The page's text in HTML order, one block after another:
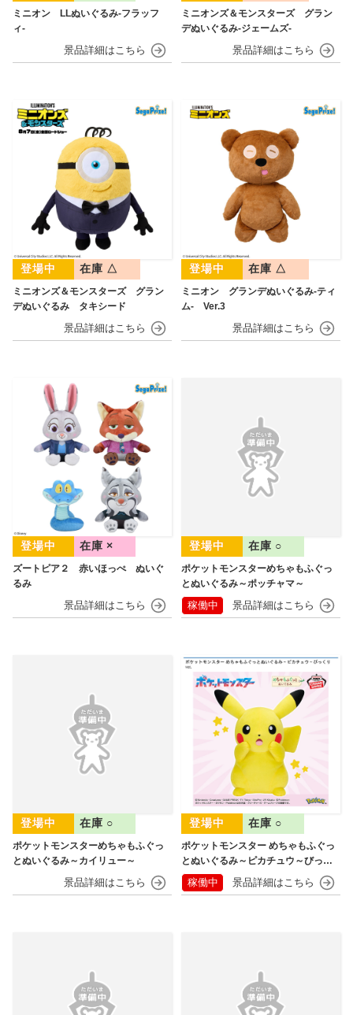
ミニオン LLぬいぐるみ‐フラッフ
ィ‐
ミニオンズ＆モンスターズ グラン
デぬいぐるみ‐ジェームズ‐
ミニオンズ＆モンスターズ グラン
デぬいぐるみ タキシード
在庫 △
ミニオン グランデぬいぐるみ‐ティ
ム‐ Ver.3
在庫 △
ズートピア２ 赤いほっぺ ぬいぐ
るみ
在庫 ×
ポケットモンスターめちゃもふぐっ
とぬいぐるみ～ポッチャマ～
在庫 ○
稼働中
ポケットモンスターめちゃもふぐっ
とぬいぐるみ～カイリュー～
在庫 ○
ポケットモンスター めちゃもふぐっ
とぬいぐるみ～ピカチュウ～びっく
りver.
在庫 ○
稼働中